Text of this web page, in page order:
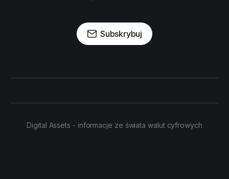
Subskrybuj
Digital Assets - informacje ze świata walut cyfrowych